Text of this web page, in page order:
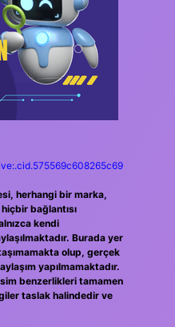
herhangi bir marka,
bağlantısı
kendi
Burada yer
olup, gerçek
yapılmamaktadır.
benzerlikleri tamamen
taslak halindedir ve